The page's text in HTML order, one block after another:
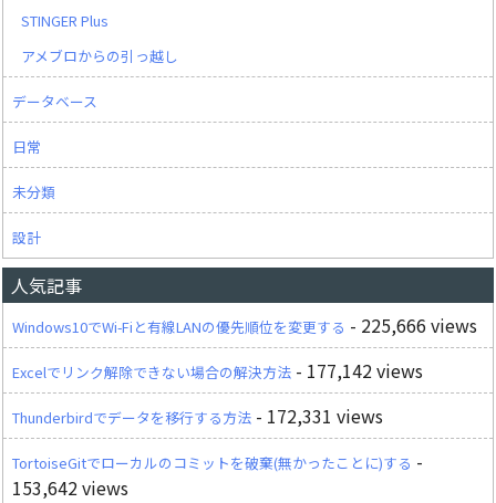
STINGER Plus
アメブロからの引っ越し
データベース
日常
未分類
設計
人気記事
Windows10でWi-Fiと有線LANの優先順位を変更する - 225,666 views
Excelでリンク解除できない場合の解決方法 - 177,142 views
Thunderbirdでデータを移行する方法 - 172,331 views
TortoiseGitでローカルのコミットを破棄(無かったことに)する -
153,642 views